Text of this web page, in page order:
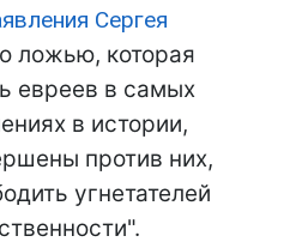
Сергея
ложью, которая
евреев в самых
в истории,
против них,
угнетателей